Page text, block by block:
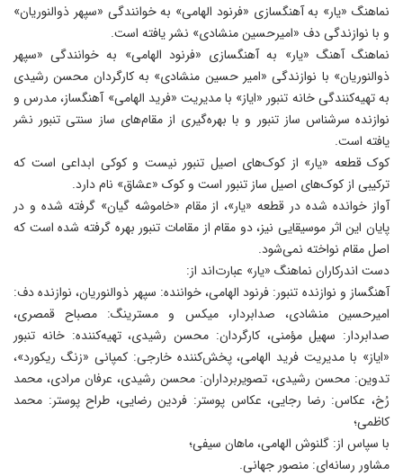
نماهنگ «یار» به آهنگسازی «فرنود الهامی» به خوانندگی «سپهر ذوالنوریان»
و با نوازندگی دف «امیرحسین منشادی» نشر یافته است.
نماهنگ آهنگ «یار» به آهنگسازی «فرنود الهامی» به خوانندگی «سپهر
ذوالنوریان» با نوازندگی «امیر حسین منشادی» به کارگردان محسن رشیدی
به تهیه‌کنندگی خانه تنبور «ایاز» با مدیریت «فرید الهامی» آهنگساز، مدرس و
نوازنده سرشناس ساز تنبور و با بهره‌گیری از مقام‌های ساز سنتی تنبور نشر
یافته است.
کوک قطعه «یار» از کوک‌های اصیل تنبور نیست و کوکی ابداعی است که
ترکیبی از کوک‌های اصیل ساز تنبور است و کوک «عشاق» نام دارد.
آواز خوانده شده در قطعه «یار»، از مقام «خاموشه گیان» گرفته شده و در
پایان این اثر موسیقایی نیز، دو مقام از مقامات تنبور بهره گرفته شده است که
اصل مقام نواخته نمی‌شود.
دست اندرکاران نماهنگ «یار» عبارت‌اند از:
آهنگساز و نوازنده تنبور: فرنود الهامی، خواننده: سپهر ذوالنوریان، نوازنده دف:
امیرحسین منشادی، صدابردار، میکس و مسترینگ: مصباح قمصری،
صدابردار: سهیل مؤمنی، کارگردان: محسن رشیدی، تهیه‌کننده: خانه تنبور
«ایاز» با مدیریت فرید الهامی، پخش‌کننده خارجی: کمپانی «زنگ ریکورد»،
تدوین: محسن رشیدی، تصویربرداران: محسن رشیدی، عرفان مرادی، محمد
رُخ، عکاس: رضا رجایی، عکاس پوستر: فردین رضایی، طراح پوستر: محمد
کاظمی؛
با سپاس از: گلنوش الهامی، ماهان سیفی؛
مشاور رسانه‌ای: منصور جهانی.